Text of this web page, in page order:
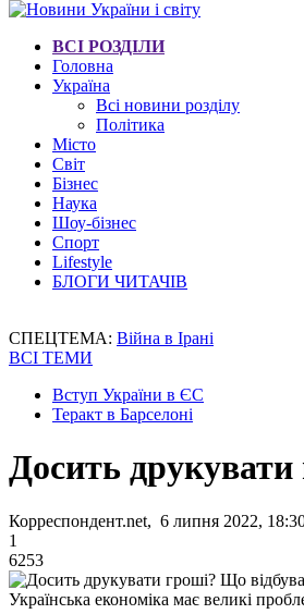
ВСІ РОЗДІЛИ
Головна
Україна
Всі новини розділу
Політика
Місто
Світ
Бізнес
Наука
Шоу-бізнес
Спорт
Lifestyle
БЛОГИ ЧИТАЧІВ
СПЕЦТЕМА: Війна в Ірані
ВСІ ТЕМИ
Вступ України в ЄС
Теракт в Барселоні
Досить друкувати
Корреспондент.net, 6 липня 2022,
1
6253
Українська економіка має великі